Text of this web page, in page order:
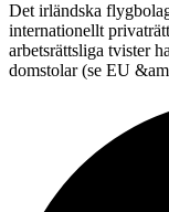
Det irländska
internationellt
arbetsrättsliga tvister
domstolar (se EU